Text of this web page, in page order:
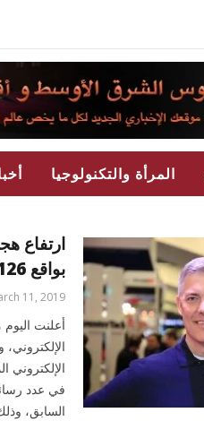
المرأة والتكنولوجيا
ارتفاع
بواقع 126 بالمائة
11, 2019
أعلنت
في عدد
السابق،